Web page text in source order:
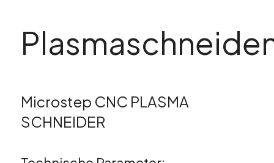
Microstep CNC PLASMA
SCHNEIDER